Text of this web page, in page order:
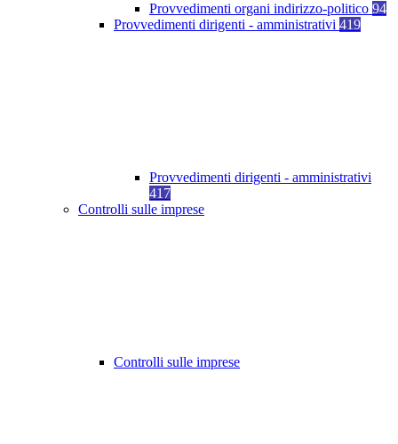
Provvedimenti organi indirizzo-politico 94
Provvedimenti dirigenti - amministrativi 419
Provvedimenti dirigenti - amministrativi
417
Controlli sulle imprese
Controlli sulle imprese